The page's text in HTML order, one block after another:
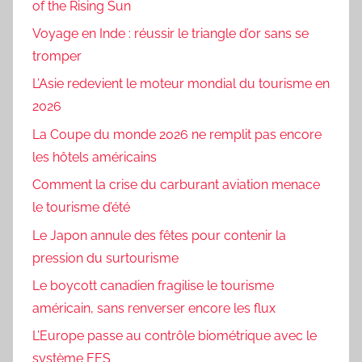
of the Rising Sun
Voyage en Inde : réussir le triangle d’or sans se
tromper
L’Asie redevient le moteur mondial du tourisme en
2026
La Coupe du monde 2026 ne remplit pas encore
les hôtels américains
Comment la crise du carburant aviation menace
le tourisme d’été
Le Japon annule des fêtes pour contenir la
pression du surtourisme
Le boycott canadien fragilise le tourisme
américain, sans renverser encore les flux
L’Europe passe au contrôle biométrique avec le
système EES